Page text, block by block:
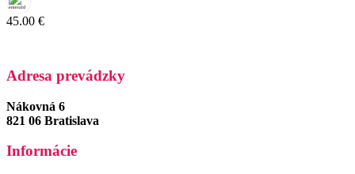
45.00 €
Adresa prevádzky
Nákovná 6
821 06 Bratislava
Informácie